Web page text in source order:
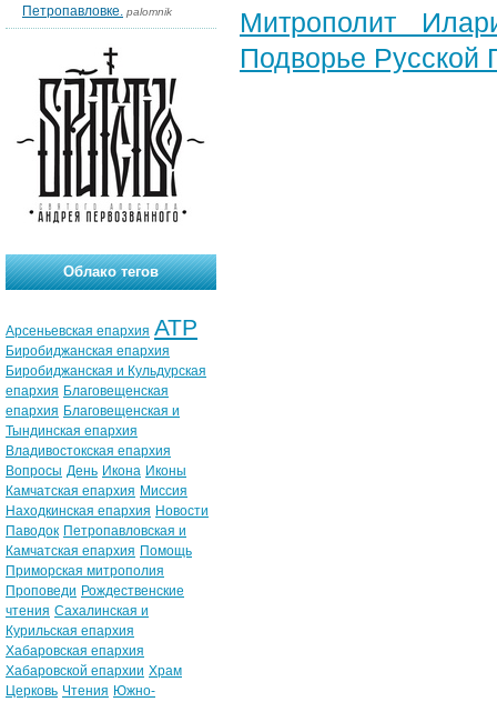
Митрополит
Подворье Русской
Петропавловке. palomnik
Облако тегов
Арсеньевская епархия АТР
Биробиджанская епархия
Биробиджанская и Кульдурская
епархия Благовещенская
епархия Благовещенская и
Тындинская епархия
Владивостокская епархия
Вопросы День Икона Иконы
Камчатская епархия Миссия
Находкинская епархия Новости
Паводок Петропавловская и
Камчатская епархия Помощь
Приморская митрополия
Проповеди Рождественские
чтения Сахалинская и
Курильская епархия
Хабаровская епархия
Хабаровской епархии Храм
Церковь Чтения Южно-